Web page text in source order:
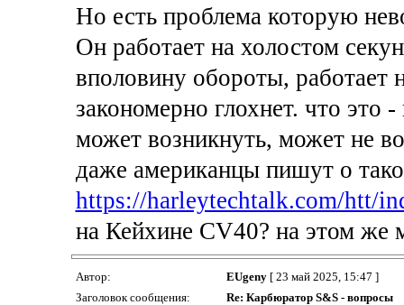
Но есть проблема которую
Он работает на холостом
вполовину обороты, работает
закономерно глохнет. что
может возникнуть, может не
даже американцы пишут о
https://harleytechtalk.com/htt/
на Кейхине CV40? на этом же
Автор: EUgeny[ 23 май 2025, 15:47 ]
Заголовок сообщения:
Re: Карбюратор S&S - вопросы